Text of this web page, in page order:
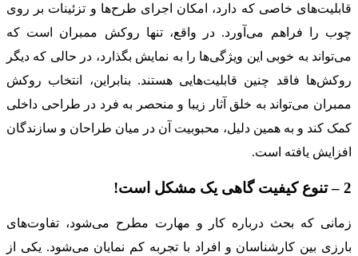
قابلیت‌های خاصی که دارد، امکان اجرای طرح‌ها و تزئینات بر روی
چوب را فراهم می‌آورد. در واقع، تنها روکش ممبران است که
می‌تواند به خوبی این ویژگی‌ها را به نمایش بگذارد، در حالی که دیگر
روکش‌ها فاقد چنین قابلیت‌هایی هستند. بنابراین، انتخاب روکش
ممبران می‌تواند به خلق آثار زیبا و منحصر به فرد در طراحی داخلی
کمک کند و به همین دلیل، محبوبیت آن در میان طراحان و سازندگان
افزایش یافته است.
2 – تنوع کیفیت گاهی یک مشکل است!
زمانی که بحث درباره کار و مهارت مطرح می‌شود، تفاوت‌های
بارزی بین کارشناسان و افراد با تجربه کم نمایان می‌شود. یکی از